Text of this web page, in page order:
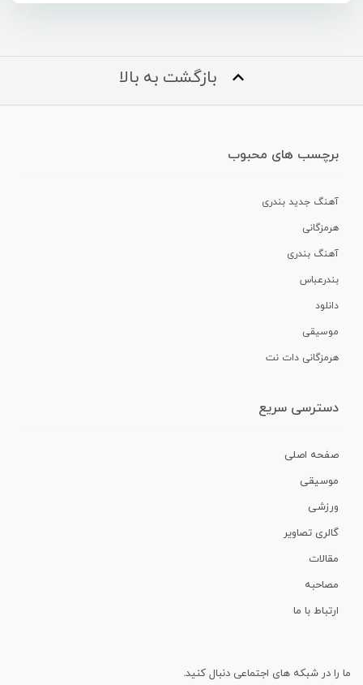
بازگشت به بالا
برچسب های محبوب
آهنگ جدید بندری
هرمزگانی
آهنگ بندری
بندرعباس
دانلود
موسیقی
هرمزگانی دات نت
دسترسی سریع
صفحه اصلی
موسیقی
ورزشی
گالری تصاویر
مقالات
مصاحبه
ارتباط با ما
ما را در شبکه های اجتماعی دنبال کنید.